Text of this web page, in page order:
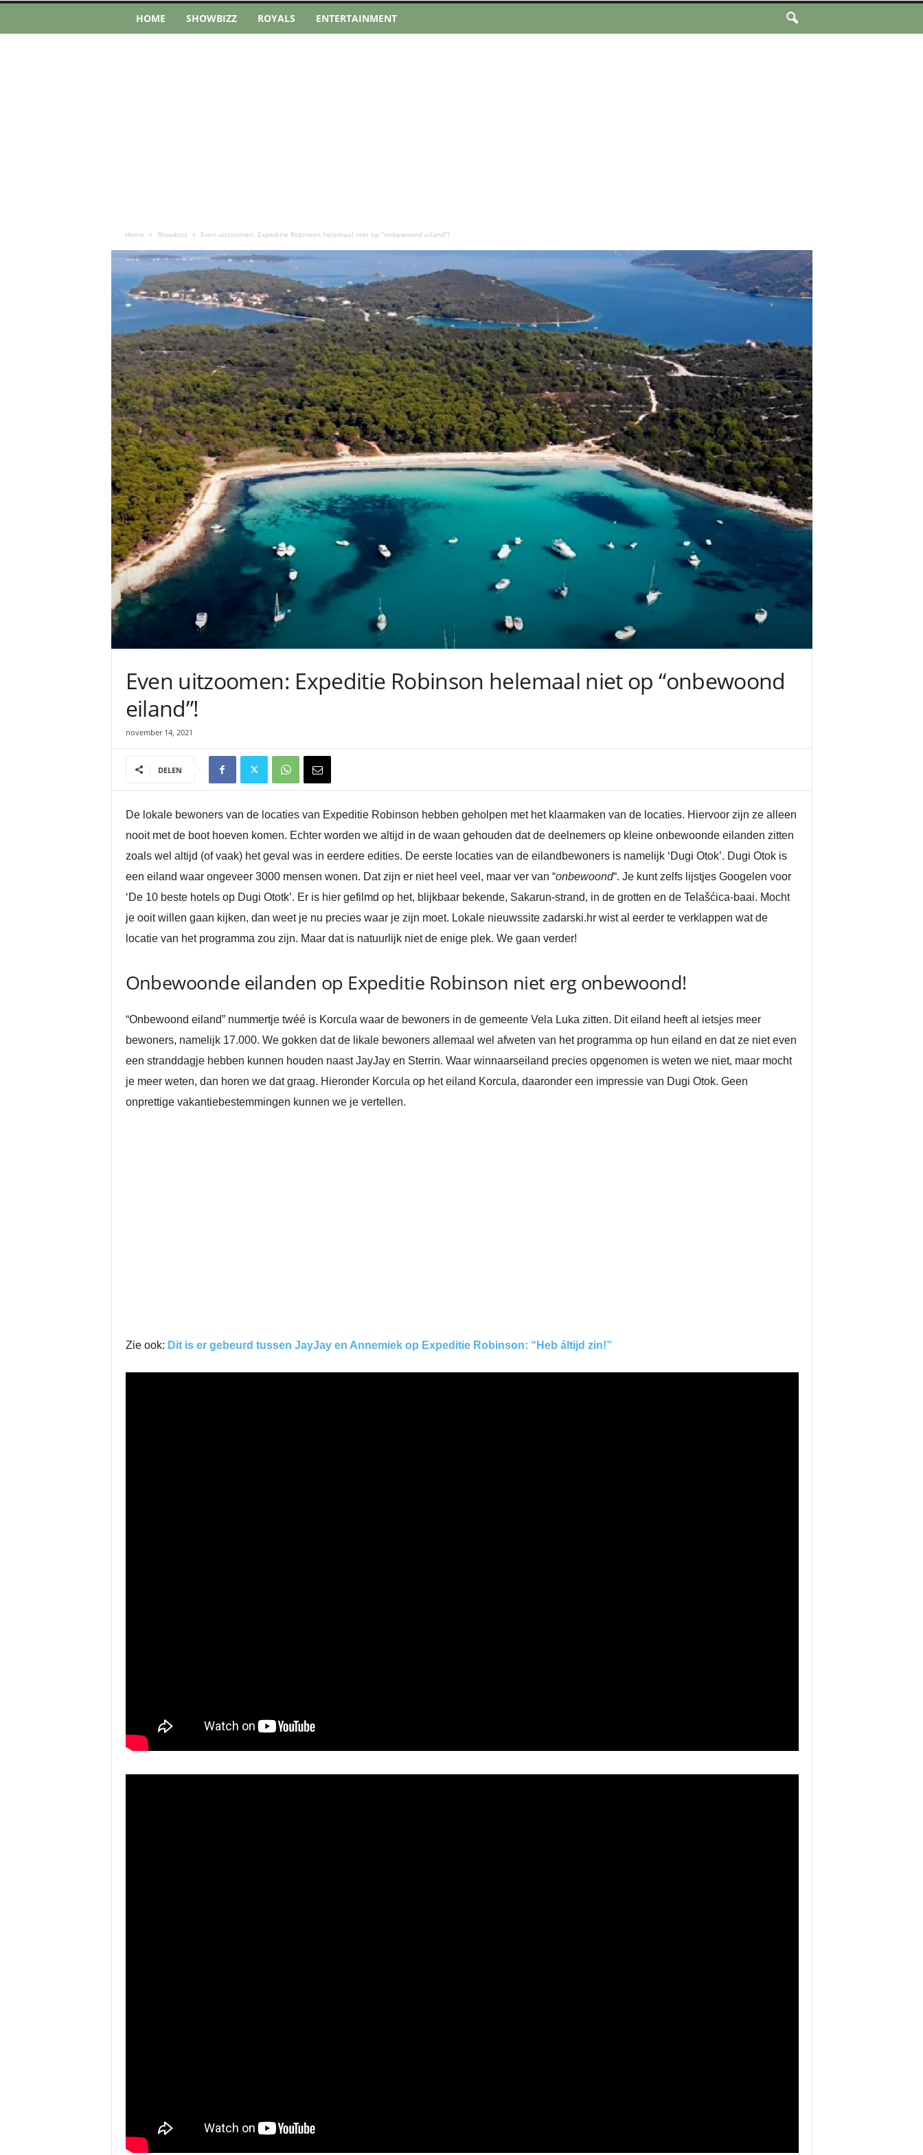
HOME SHOWBIZZ ROYALS ENTERTAINMENT
Home Showbizz Even uitzoomen: Expeditie Robinson helemaal niet op “onbewoond eiland”!
Even uitzoomen: Expeditie Robinson helemaal niet op “onbewoond
eiland”!
november 14, 2021
DELEN
De lokale bewoners van de locaties van Expeditie Robinson hebben geholpen met het klaarmaken van de locaties. Hiervoor zijn ze alleen
nooit met de boot hoeven komen. Echter worden we altijd in de waan gehouden dat de deelnemers op kleine onbewoonde eilanden zitten
zoals wel altijd (of vaak) het geval was in eerdere edities. De eerste locaties van de eilandbewoners is namelijk ‘Dugi Otok’. Dugi Otok is
een eiland waar ongeveer 3000 mensen wonen. Dat zijn er niet heel veel, maar ver van “onbewoond“. Je kunt zelfs lijstjes Googelen voor
‘De 10 beste hotels op Dugi Ototk’. Er is hier gefilmd op het, blijkbaar bekende, Sakarun-​strand, in de grotten en de Telašćica-baai. Mocht
je ooit willen gaan kijken, dan weet je nu precies waar je zijn moet. Lokale nieuwssite zadarski.hr wist al eerder te verklappen wat de
locatie van het programma zou zijn. Maar dat is natuurlijk niet de enige plek. We gaan verder!
Onbewoonde eilanden op Expeditie Robinson niet erg onbewoond!
“Onbewoond eiland” nummertje twéé is Korcula waar de bewoners in de gemeente Vela Luka zitten. Dit eiland heeft al ietsjes meer
bewoners, namelijk 17.000. We gokken dat de likale bewoners allemaal wel afweten van het programma op hun eiland en dat ze niet even
een stranddagje hebben kunnen houden naast JayJay en Sterrin. Waar winnaarseiland precies opgenomen is weten we niet, maar mocht
je meer weten, dan horen we dat graag. Hieronder Korcula op het eiland Korcula, daaronder een impressie van Dugi Otok. Geen
onprettige vakantiebestemmingen kunnen we je vertellen.
Zie ook: Dit is er gebeurd tussen JayJay en Annemiek op Expeditie Robinson: “Heb áltijd zin!”